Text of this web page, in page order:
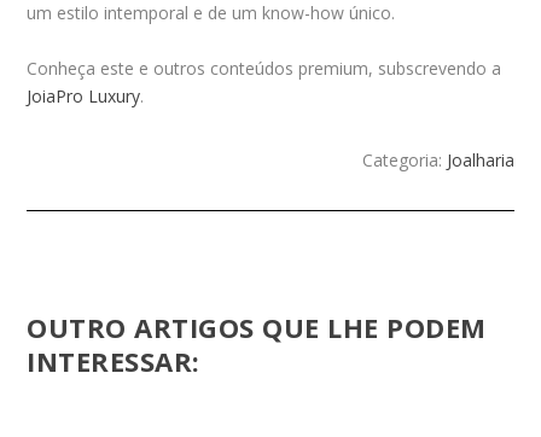
um estilo intemporal e de um know-how único.
Conheça este e outros conteúdos premium, subscrevendo a
JoiaPro Luxury.
Categoria: Joalharia
OUTRO ARTIGOS QUE LHE PODEM
INTERESSAR: